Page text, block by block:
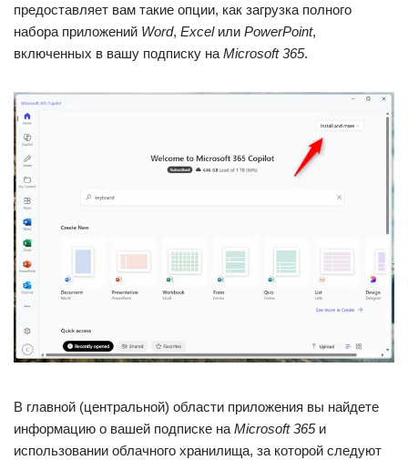
предоставляет вам такие опции, как загрузка полного
набора приложений Word, Excelили PowerPoint,
включенных в вашу подписку наMicrosoft 365.
В главной (центральной) области приложения вы найдете
информацию о вашей подписке на Microsoft 365 и
использовании облачного хранилища, за которой следуют